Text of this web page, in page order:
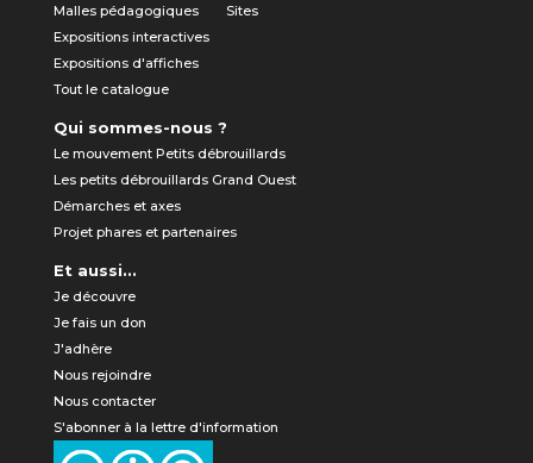
Malles pédagogiques
Expositions interactives
Expositions d'affiches
Tout le catalogue
Sites
Qui sommes-nous ?
Le mouvement Petits débrouillards
Les petits débrouillards Grand Ouest
Démarches et axes
Projet phares et partenaires
Et aussi...
Je découvre
Je fais un don
J'adhère
Nous rejoindre
Nous contacter
S'abonner à la lettre d'information